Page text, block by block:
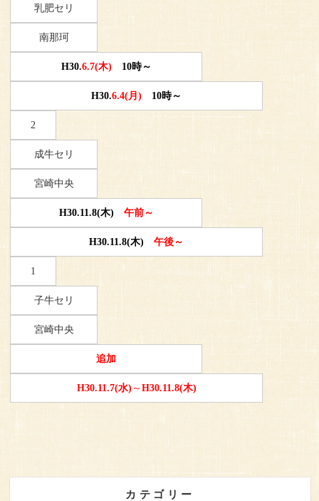
乳肥セリ
南那珂
H30.6.7(木) 10時～
H30.6.4(月) 10時～
2
成牛セリ
宮崎中央
H30.11.8(木) 午前～
H30.11.8(木) 午後～
1
子牛セリ
宮崎中央
追加
H30.11.7(水) ～ H30.11.8(木)
カテゴリー